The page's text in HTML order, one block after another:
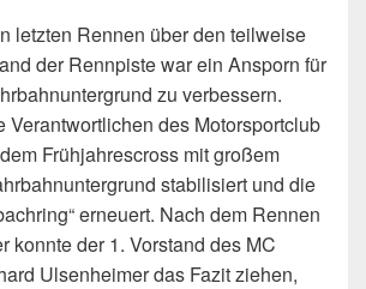
letzten Rennen über den teilweise
der Rennpiste war ein Ansporn für
zu verbessern.
Verantwortlichen des Motorsportclub
Frühjahrescross mitgroßem
stabilisiert und die
erneuert. Nach dem Rennen
konnte der 1. Vorstand des MC
Ulsenheimer das Fazit ziehen,